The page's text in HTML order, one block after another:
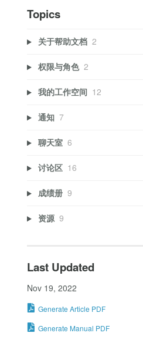
Topics
关于帮助文档 2
权限与角色 2
我的工作空间 12
通知 7
聊天室 6
讨论区 16
成绩册 9
资源 9
Last Updated
Nov 19, 2022
Generate Article PDF
Generate Manual PDF